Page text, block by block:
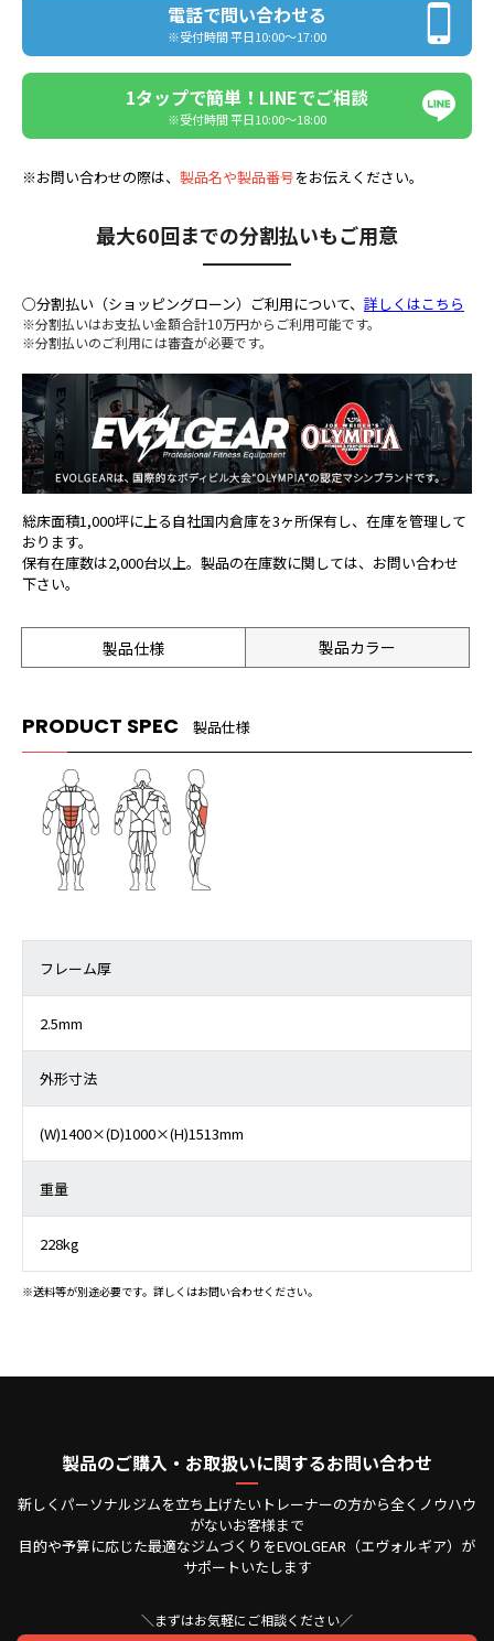
電話で問い合わせる
※受付時間 平日10:00〜17:00
1タップで簡単！LINEでご相談
※受付時間 平日10:00〜18:00
※お問い合わせの際は、 製品名や製品番号をお伝えください。
最大60回までの分割払いもご用意
○分割払い（ショッピングローン）ご利用について、 詳しくはこちら
※分割払いはお支払い金額合計10万円からご利用可能です。
※分割払いのご利用には審査が必要です。
総床面積1,000坪に上る自社国内倉庫を3ヶ所保有し、在庫を管理して
おります。
保有在庫数は2,000台以上。製品の在庫数に関しては、お問い合わせ
下さい。
製品仕様 製品カラー
PRODUCT SPEC 製品仕様
フレーム厚
2.5mm
外形寸法
(W)1400×(D)1000×(H)1513mm
重量
228kg
※送料等が別途必要です。詳しくはお問い合わせください。
製品のご購入・お取扱いに関するお問い合わせ
新しくパーソナルジムを立ち上げたいトレーナーの方から全くノウハウ
がないお客様まで
目的や予算に応じた最適なジムづくりをEVOLGEAR（エヴォルギア）が
サポートいたします
＼まずはお気軽にご相談ください／